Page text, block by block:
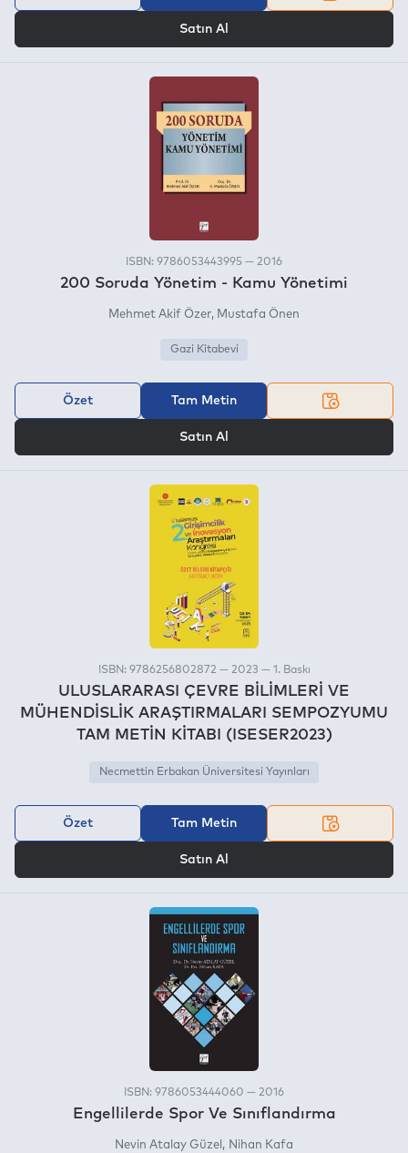
Satın Al
ISBN: 9786053443995 — 2016
200 Soruda Yönetim - Kamu Yönetimi
Mehmet Akif Özer Mustafa Önen
Gazi Kitabevi
Özet Tam Metin
Satın Al
ISBN: 9786256802872 — 2023 — 1. Baskı
ULUSLARARASI ÇEVRE BİLİMLERİ VE
MÜHENDİSLİK ARAŞTIRMALARI SEMPOZYUMU
TAM METİN KİTABI (ISESER2023)
Necmettin Erbakan Üniversitesi Yayınları
Özet Tam Metin
Satın Al
ISBN: 9786053444060 — 2016
Engellilerde Spor Ve Sınıflandırma
Nevin Atalay Güzel Nihan Kafa